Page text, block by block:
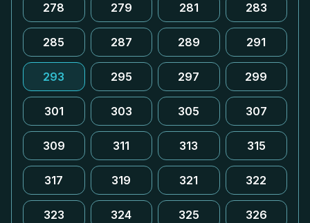
278 279 281 283
285 287 289 291
293 295 297 299
301 303 305 307
309 311 313 315
317 319 321 322
323 324 325 326